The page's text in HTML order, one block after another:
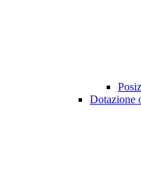
Dotazione